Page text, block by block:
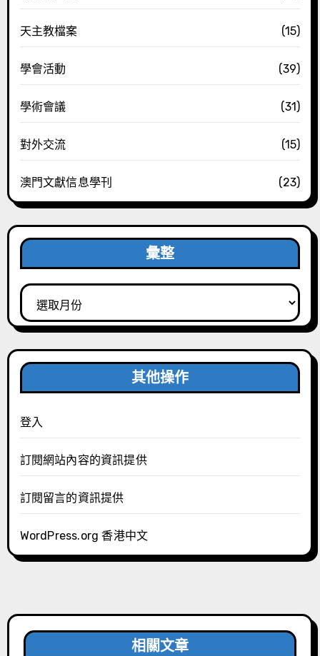
天主教檔案 (15)
學會活動 (39)
學術會議 (31)
對外交流 (15)
澳門文獻信息學刊 (23)
彙整
彙
整
其他操作
登入
訂閱網站內容的資訊提供
訂閱留言的資訊提供
WordPress.org 香港中文
相關文章